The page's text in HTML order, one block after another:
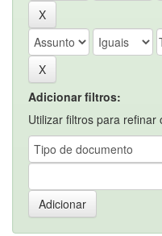
Adicionar filtros:
Utilizar filtros para refinar